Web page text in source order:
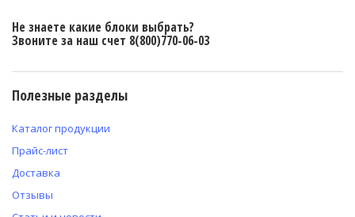
Не знаете какие блоки выбрать?
Звоните за наш счет 8(800)770-06-03
Полезные разделы
Каталог продукции
Прайс-лист
Доставка
Отзывы